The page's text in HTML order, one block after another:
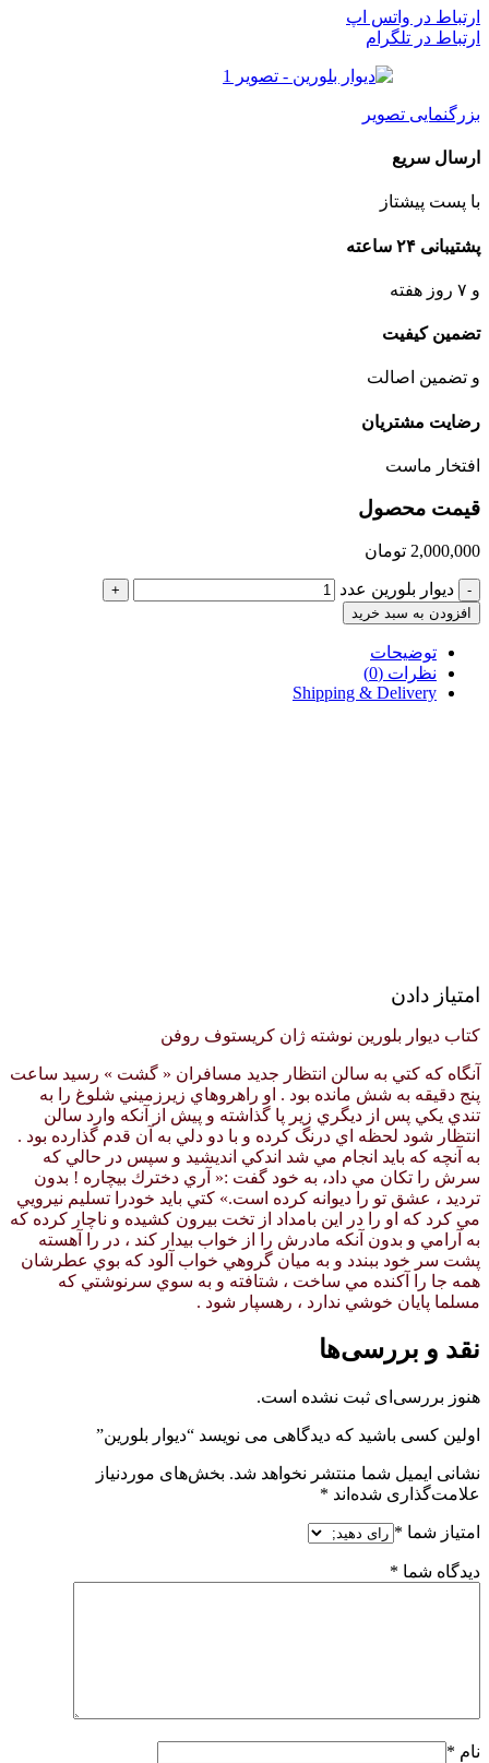
ارتباط در واتس اپ
ارتباط در تلگرام
بزرگنمایی تصویر
ارسال سریع
با پست پیشتاز
پشتیبانی ۲۴ ساعته
و ۷ روز هفته
تضمین کیفیت
و تضمین اصالت
رضایت مشتریان
افتخار ماست
قیمت محصول
2,000,000 تومان
- دیوار بلورین عدد
+
افزودن به سبد خرید
توضیحات
نظرات (0)
Shipping & Delivery
امتیاز دادن
کتاب دیوار بلورین نوشته ژان کریستوف روفن
آنگاه كه كتي به سالن انتظار جديد مسافران « گشت » رسيد ساعت
پنج دقيقه به شش مانده بود . او راهروهاي زيرزميني شلوغ را به
تندي يكي پس از ديگري زير پا گذاشته و پيش از آنكه وارد سالن
انتظار شود لحظه اي درنگ كرده و با دو دلي به آن قدم گذارده بود .
به آنچه كه بايد انجام مي شد اندكي انديشيد و سپس در حالي كه
سرش را تكان مي داد، به خود گفت :« آري دخترك بيچاره ! بدون
ترديد ، عشق تو را ديوانه كرده است.» كتي بايد خودرا تسليم نيرويي
مي كرد كه او را در اين بامداد از تخت بيرون كشيده و ناچار كرده كه
به آرامي و بدون آنكه مادرش را از خواب بيدار كند ، در را آهسته
پشت سر خود ببندد و به ميان گروهي خواب آلود كه بوي عطرشان
همه جا را آكنده مي ساخت ، شتافته و به سوي سرنوشتي كه
مسلما پايان خوشي ندارد ، رهسپار شود .
نقد و بررسی‌ها
هنوز بررسی‌ای ثبت نشده است.
اولین کسی باشید که دیدگاهی می نویسد “دیوار بلورین”
نشانی ایمیل شما منتشر نخواهد شد. بخش‌های موردنیاز
علامت‌گذاری شده‌اند *
امتیاز شما *
دیدگاه شما *
نام *